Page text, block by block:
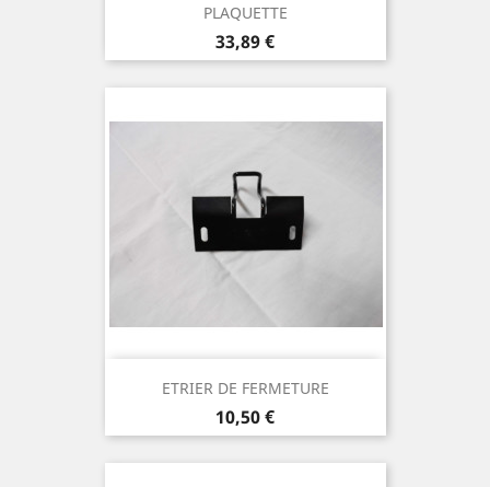
PLAQUETTE
Prix
33,89 €
ETRIER DE FERMETURE
Prix
10,50 €